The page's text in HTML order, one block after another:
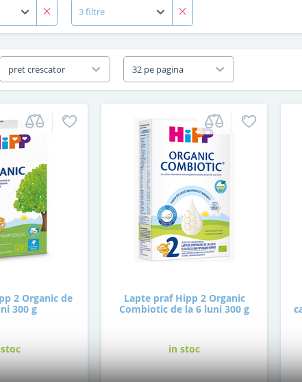
3 filtre
pret crescator 32 pe pagina
2 Organic de
300 g
Lapte praf Hipp 2 Organic
Combiotic de la 6 luni 300 g
in stoc